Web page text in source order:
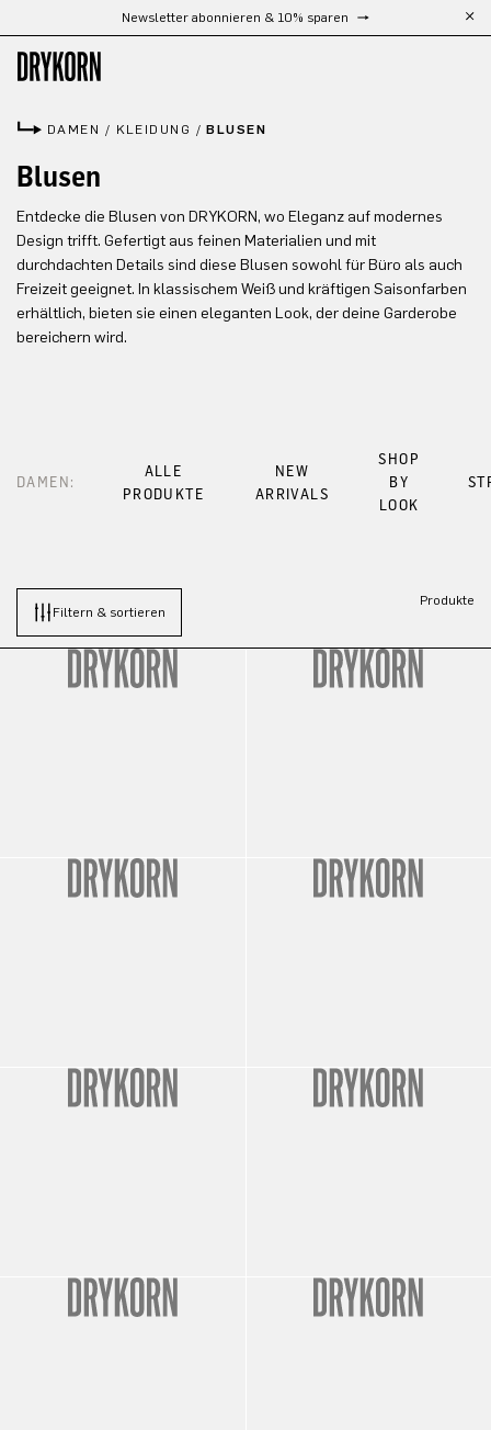
Zum Hauptinhalt springenNewsletter abonnieren & 10% sparen
DAMEN / KLEIDUNG /BLUSEN
Blusen
Entdecke die Blusen von DRYKORN, wo Eleganz auf modernes
Design trifft. Gefertigt aus feinen Materialien und mit
durchdachten Details sind diese Blusen sowohl für Büro als auch
Freizeit geeignet. In klassischem Weiß und kräftigen Saisonfarben
erhältlich, bieten sie einen eleganten Look, der deine Garderobe
bereichern wird.
DAMEN:
ALLE
PRODUKTE
NEW
ARRIVALS
SHOP
BY
LOOK
Filtern & sortieren
Produkte